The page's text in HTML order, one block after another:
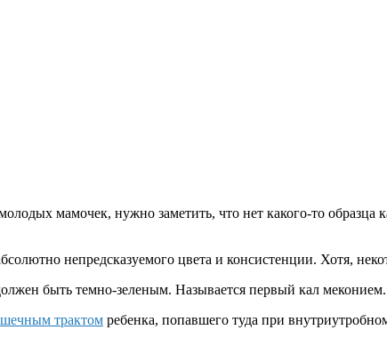
мамочек, нужно заметить, что нет какого-то
непредсказуемого цвета и консистенции. Хотя,
быть темно-зеленым. Называется первый кал меконием.
трактом ребенка, попавшего туда при